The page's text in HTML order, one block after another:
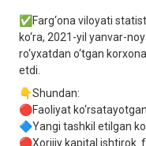
✅Farg‘ona viloyati
ko‘ra, 2021-yil yanvar-
ro‘yxatdan o‘tgan
etdi.
👇Shundan:
🔴Faoliyat
🔷Yangi tashkil etilgan
🔴Xorijiy kapital ishtirok.